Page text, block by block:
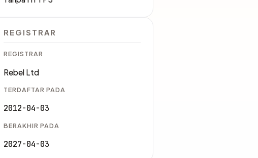
REGISTRAR
REGISTRAR
Rebel Ltd
TERDAFTAR PADA
2012-04-03
BERAKHIR PADA
2027-04-03